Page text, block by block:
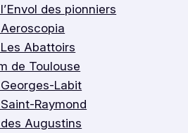
des pionniers
Abattoirs
de Toulouse
Labit
Raymond
Augustins